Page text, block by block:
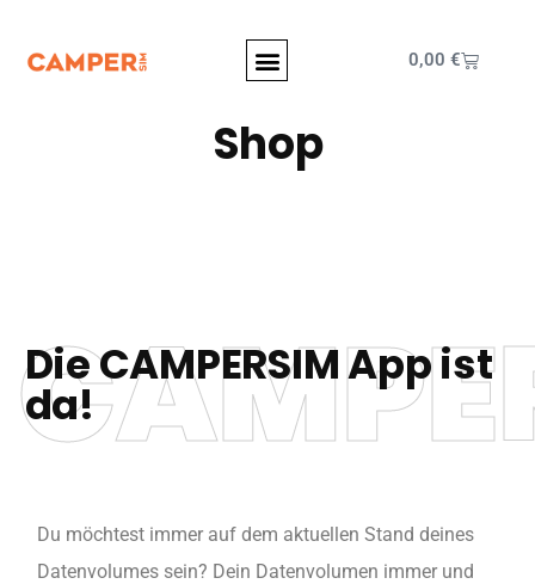
0,00 €
Shop
Die CAMPERSIM App ist
da!
Du möchtest immer auf dem aktuellen Stand deines
Datenvolumes sein? Dein Datenvolumen immer und